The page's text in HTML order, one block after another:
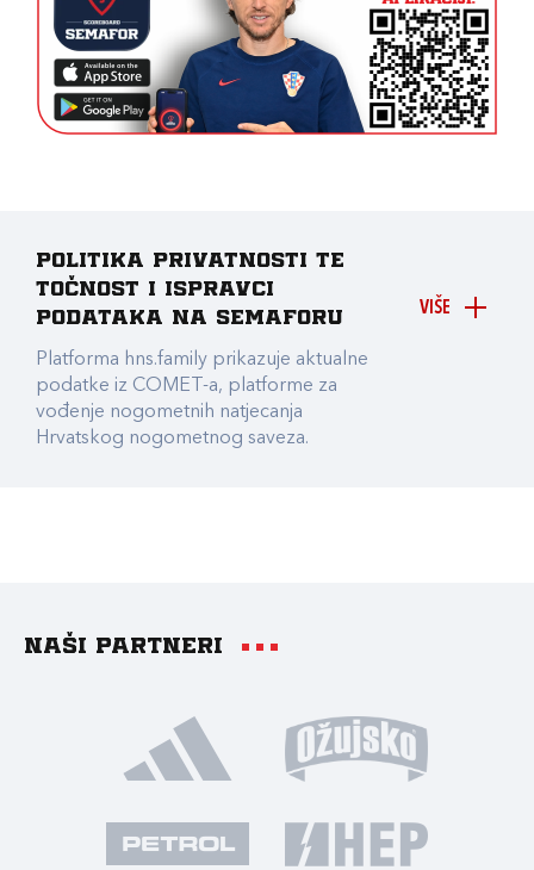
VIŠE
Politika privatnosti te
točnost i ispravci
podataka na Semaforu
Platforma hns.family prikazuje aktualne
podatke iz COMET-a, platforme za
vođenje nogometnih natjecanja
Hrvatskog nogometnog saveza.
Naši partneri